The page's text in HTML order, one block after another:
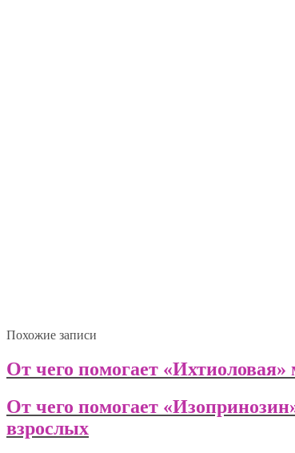
Похожие записи
От чего помогает
От чего помогает
взрослых